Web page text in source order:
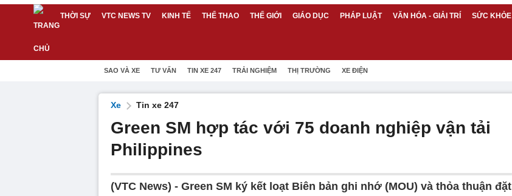
THỜI SỰ VTC NEWS TV KINH TẾ THỂ THAO THẾ GIỚI GIÁO DỤC PHÁP LUẬT VĂN HÓA - GIẢI TRÍ SỨC KHỎE
SAO VÀ XE TƯ VẤN TIN XE 247 TRẢI NGHIỆM THỊ TRƯỜNG XE ĐIỆN
Xe Tin xe 247
Green SM hợp tác với 75 doanh nghiệp vận tải
Philippines
(VTC News) - Green SM ký kết loạt Biên bản ghi nhớ (MOU) và thỏa thuận đặt